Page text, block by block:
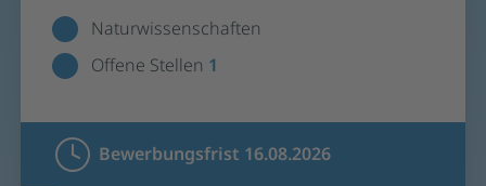
Naturwissenschaften
Offene Stellen 1
Bewerbungsfrist 16.08.2026